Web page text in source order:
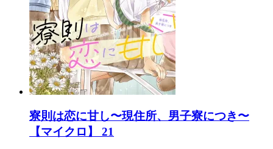
寮則は恋に甘し〜現住所、男子寮につき〜
【マイクロ】 21